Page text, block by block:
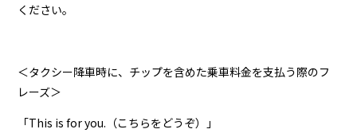
ください。
＜タクシー降車時に、チップを含めた乗車料金を支払う際のフ
レーズ＞
「This is for you.（こちらをどうぞ）」